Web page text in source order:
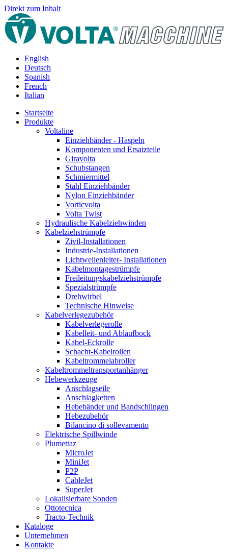
Direkt zum Inhalt
English
Deutsch
Spanish
French
Italian
Startseite
Produkte
Voltaline
Einziehbänder - Haspeln
Komponenten und Ersatzteile
Giravolta
Schubstangen
Schmiermittel
Stahl Einziehbänder
Nylon Einziehbänder
Vorticvolta
Volta Twist
Hydraulische Kabelziehwinden
Kabelziehstrümpfe
Zivil-Installationen
Industrie-Installationen
Lichtwellenleiter- Installationen
Kabelmontagestrümpfe
Freileitungskabelziehstrümpfe
Spezialstrümpfe
Drehwirbel
Technische Hinweise
Kabelverlegezubehör
Kabelverlegerolle
Kabelleit- und Ablaufbock
Kabel-Eckrolle
Schacht-Kabelrollen
Kabeltrommelabroller
Kabeltrommeltransportanhänger
Hebewerkzeuge
Anschlagseile
Anschlagketten
Hebebänder und Bandschlingen
Hebezubehör
Bilancino di sollevamento
Elektrische Spillwinde
Plumettaz
MicroJet
MiniJet
P2P
CableJet
SuperJet
Lokalisierbare Sonden
Ottotecnica
Tracto-Technik
Kataloge
Unternehmen
Kontakte